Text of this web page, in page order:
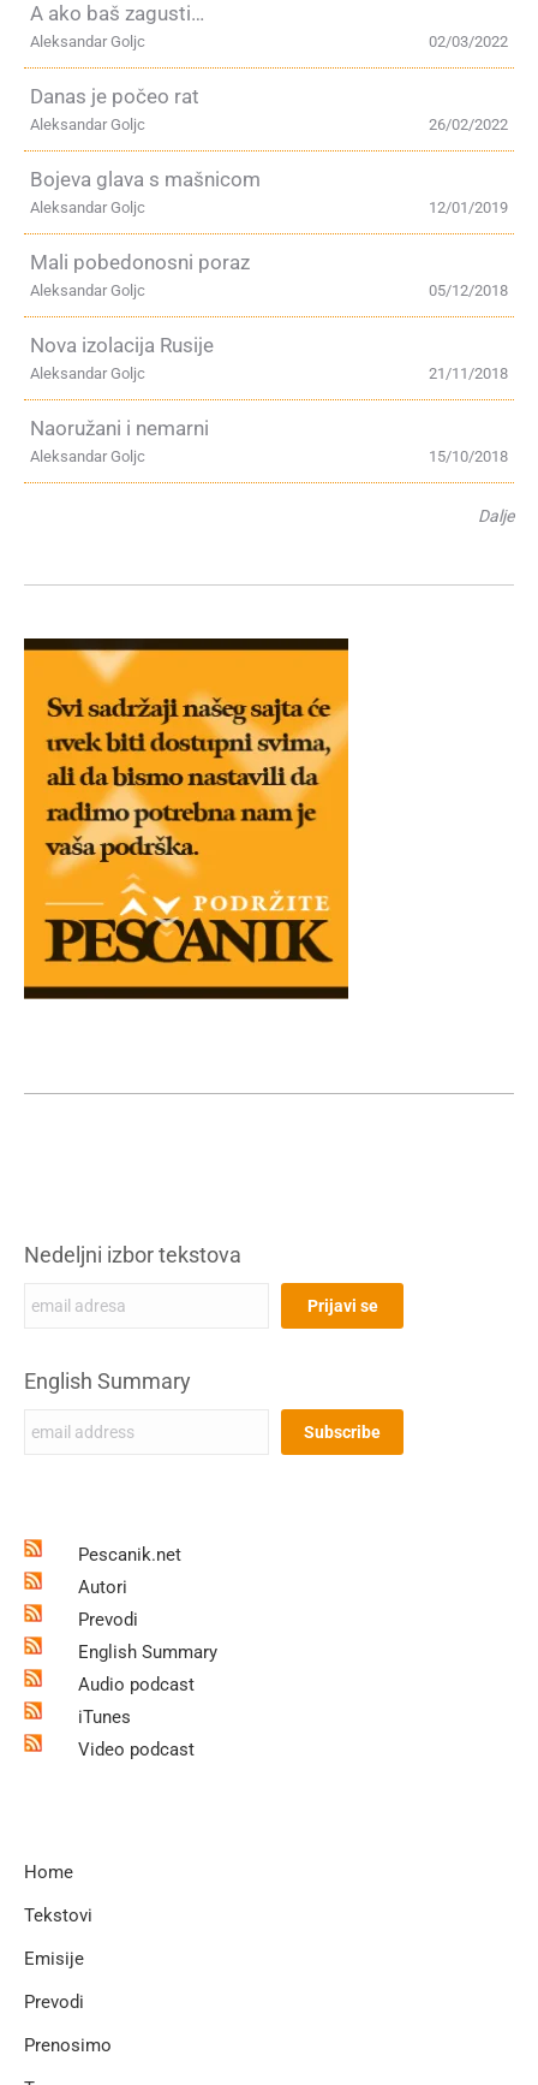
A ako baš zagusti…
02/03/2022
Aleksandar Goljc
Danas je počeo rat
26/02/2022
Aleksandar Goljc
Bojeva glava s mašnicom
12/01/2019
Aleksandar Goljc
Mali pobedonosni poraz
05/12/2018
Aleksandar Goljc
Nova izolacija Rusije
21/11/2018
Aleksandar Goljc
Naoružani i nemarni
15/10/2018
Aleksandar Goljc
Dalje
Nedeljni izbor tekstova
English Summary
Pescanik.net
Autori
Prevodi
English Summary
Audio podcast
iTunes
Video podcast
Home
Tekstovi
Emisije
Prevodi
Prenosimo